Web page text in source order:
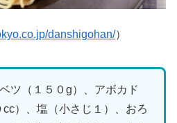
danshigohan/）
ツ（１５０g）、アボカド
cc）、塩（小さじ１）、おろ